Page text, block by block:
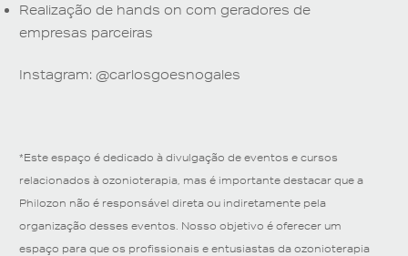
Realização de hands on com geradores de
empresas parceiras
Instagram: @carlosgoesnogales
*Este espaço é dedicado à divulgação de eventos e cursos
relacionados à ozonioterapia, mas é importante destacar que a
Philozon não é responsável direta ou indiretamente pela
organização desses eventos. Nosso objetivo é oferecer um
espaço para que os profissionais e entusiastas da ozonioterapia